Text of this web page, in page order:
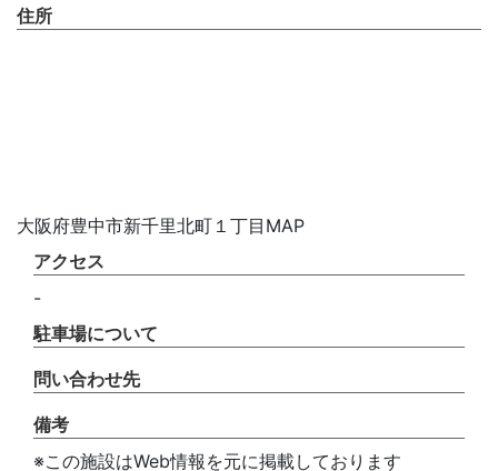
住所
大阪府豊中市新千里北町１丁目MAP
アクセス
-
駐車場について
問い合わせ先
備考
※この施設はWeb情報を元に掲載しております